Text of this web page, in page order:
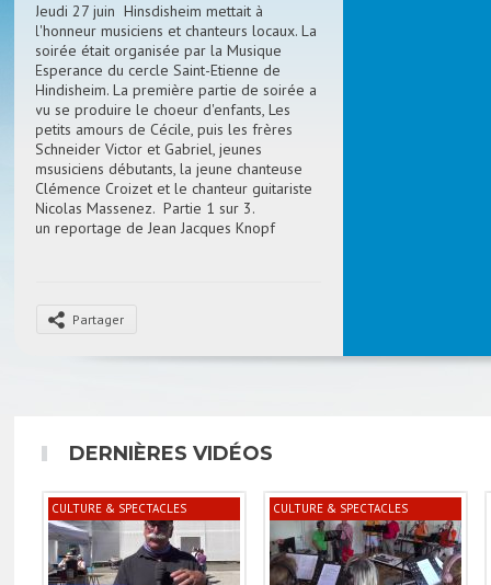
Jeudi 27 juin Hinsdisheim mettait à
l'honneur musiciens et chanteurs locaux. La
soirée était organisée par la Musique
Esperance du cercle Saint-Etienne de
Hindisheim. La première partie de soirée a
vu se produire le choeur d'enfants, Les
petits amours de Cécile, puis les frères
Schneider Victor et Gabriel, jeunes
msusiciens débutants, la jeune chanteuse
Clémence Croizet et le chanteur guitariste
Nicolas Massenez. Partie 1 sur 3.
un reportage de Jean Jacques Knopf
Partager
DERNIÈRES VIDÉOS
CULTURE & SPECTACLES CULTURE & SPECTACLES